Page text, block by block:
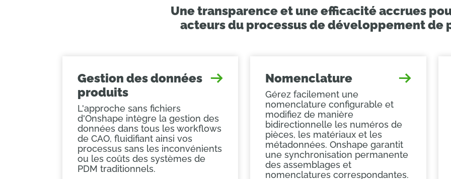
Une transparence et une efficacité accrues
acteurs du processus de développement de
Gestion des données
produits
L'approche sans fichiers
d'Onshape intègre la gestion des
données dans tous les workflows
de CAO, fluidifiant ainsi vos
processus sans les inconvénients
ou les coûts des systèmes de
PDM traditionnels.
Nomenclature
Gérez facilement une
nomenclature configurable et
modifiez de manière
bidirectionnelle les numéros de
pièces, les matériaux et les
métadonnées. Onshape garantit
une synchronisation permanente
des assemblages et
nomenclatures correspondantes.